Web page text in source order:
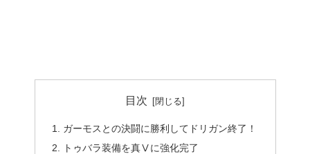
目次
ガーモスとの決闘に勝利してドリガン終了！
トゥバラ装備を真Ⅴに強化完了